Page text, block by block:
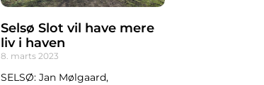
Selsø Slot vil have mere
liv i haven
8. marts 2023
SELSØ: Jan Mølgaard,